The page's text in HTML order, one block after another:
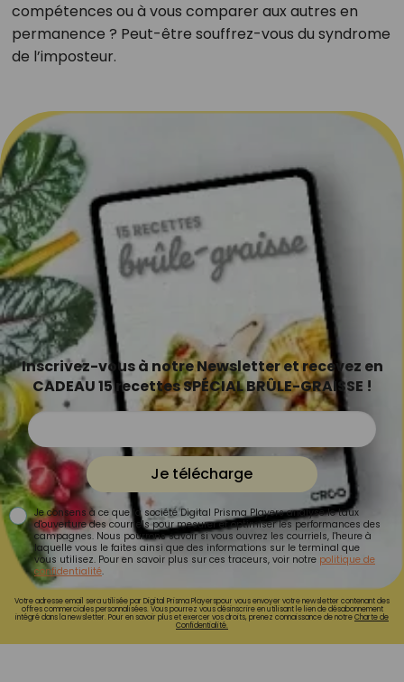
compétences ou à vous comparer aux autres en
permanence ? Peut-être souffrez-vous du syndrome
de l’imposteur.
Inscrivez-vous à notre Newsletter et recevez en
CADEAU 15 recettes SPÉCIAL BRÛLE-GRAISSE !
Je télécharge
Je consens à ce que la société Digital Prisma Players analyse le taux
d'ouverture des courriels pour mesurer et optimiser les performances des
campagnes. Nous pourrons savoir si vous ouvrez les courriels, l'heure à
laquelle vous le faites ainsi que des informations sur le terminal que
vous utilisez. Pour en savoir plus sur ces traceurs, voir notre politique de
confidentialité.
Votre adresse email sera utilisée par Digital Prisma Playerspour vous envoyer votre newsletter contenant des
offres commerciales personnalisées. Vous pourrez vous désinscrire en utilisant le lien de désabonnement
intégré dans la newsletter. Pour en savoir plus et exercer vos droits, prenez connaissance de notreCharte de
Confidentialité.